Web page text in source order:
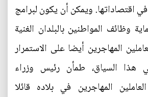
في اقتصاداتها. ويمكن أن يكون لبرامج
وظائف المواطنين بالبلدان الغنية
المهاجرين أيضا على الاستمرار
هذا السياق، طمأن رئيس وزراء
المهاجرين في بلاده قائلا